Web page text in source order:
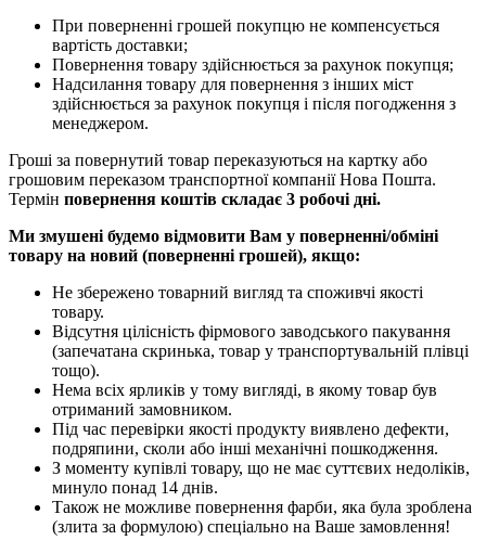
При поверненні грошей покупцю не компенсується
вартість доставки;
Повернення товару здійснюється за рахунок покупця;
Надсилання товару для повернення з інших міст
здійснюється за рахунок покупця і після погодження з
менеджером.
Гроші за повернутий товар переказуються на картку або
грошовим переказом транспортної компанії Нова Пошта.
Термін повернення коштів складає 3 робочі дні.
Ми змушені будемо відмовити Вам у поверненні/обміні
товару на новий (поверненні грошей), якщо:
Не збережено товарний вигляд та споживчі якості
товару.
Відсутня цілісність фірмового заводського пакування
(запечатана скринька, товар у транспортувальній плівці
тощо).
Нема всіх ярликів у тому вигляді, в якому товар був
отриманий замовником.
Під час перевірки якості продукту виявлено дефекти,
подряпини, сколи або інші механічні пошкодження.
З моменту купівлі товару, що не має суттєвих недоліків,
минуло понад 14 днів.
Також не можливе повернення фарби, яка була зроблена
(злита за формулою) спеціально на Ваше замовлення!